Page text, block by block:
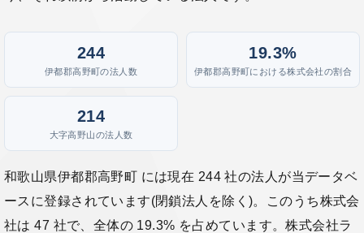
244
伊都郡高野町の法人数
19.3%
伊都郡高野町における株式会社の割合
214
大字高野山の法人数
和歌山県伊都郡高野町 には現在 244 社の法人が当データベ
ースに登録されています(閉鎖法人を除く)。このうち株式会
社は 47 社で、全体の 19.3% を占めています。株式会社ラ